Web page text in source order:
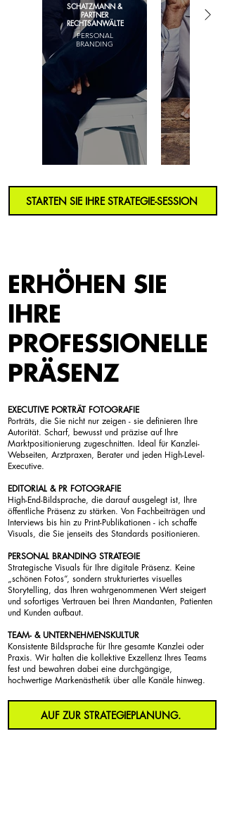
SCHATZMANN &
PARTNER
RECHTSANWÄLTE
PERSONAL
BRANDING
PRIV. DOZ.
NIKLAS
STARTEN SIE IHRE STRATEGIE-SESSION
ERHÖHEN SIE
IHRE
PROFESSIONELLE
PRÄSENZ
EXECUTIVE PORTRÄT FOTOGRAFIE
Porträts, die Sie nicht nur zeigen - sie definieren Ihre
Autorität. Scharf, bewusst und präzise auf Ihre
Marktpositionierung zugeschnitten. Ideal für Kanzlei-
Webseiten, Arztpraxen, Berater und jeden High-Level-
Executive.
EDITORIAL & PR FOTOGRAFIE
High-End-Bildsprache, die darauf ausgelegt ist, Ihre
öffentliche Präsenz zu stärken. Von Fachbeiträgen und
Interviews bis hin zu Print-Publikationen - ich schaffe
Visuals, die Sie jenseits des Standards positionieren.
PERSONAL BRANDING STRATEGIE
Strategische Visuals für Ihre digitale Präsenz. Keine
„schönen Fotos“, sondern strukturiertes visuelles
Storytelling, das Ihren wahrgenommenen Wert steigert
und sofortiges Vertrauen bei Ihren Mandanten, Patienten
und Kunden aufbaut.
TEAM- & UNTERNEHMENSKULTUR
Konsistente Bildsprache für Ihre gesamte Kanzlei oder
Praxis. Wir halten die kollektive Exzellenz Ihres Teams
fest und bewahren dabei eine durchgängige,
hochwertige Markenästhetik über alle Kanäle hinweg.
AUF ZUR STRATEGIEPLANUNG.